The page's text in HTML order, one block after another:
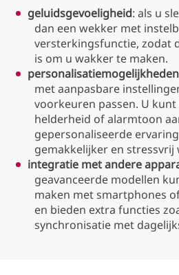
geluidsgevoeligheid: als u
dan een wekker met
versterkingsfunctie, zodat
is om u wakker te maken.
personalisatiemogelijkheden
met aanpasbare
voorkeuren passen. U
helderheid of alarmtoon
gepersonaliseerde
gemakkelijker en
integratie met andere
geavanceerde modellen
maken met smartphones
en bieden extra functies
synchronisatie met